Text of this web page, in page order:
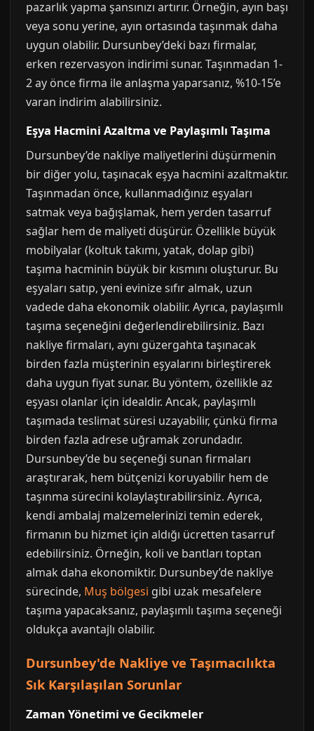
pazarlık yapma şansınızı artırır. Örneğin, ayın başı
veya sonu yerine, ayın ortasında taşınmak daha
uygun olabilir. Dursunbey’deki bazı firmalar,
erken rezervasyon indirimi sunar. Taşınmadan 1-
2 ay önce firma ile anlaşma yaparsanız, %10-15’e
varan indirim alabilirsiniz.
Eşya Hacmini Azaltma ve Paylaşımlı Taşıma
Dursunbey’de nakliye maliyetlerini düşürmenin
bir diğer yolu, taşınacak eşya hacmini azaltmaktır.
Taşınmadan önce, kullanmadığınız eşyaları
satmak veya bağışlamak, hem yerden tasarruf
sağlar hem de maliyeti düşürür. Özellikle büyük
mobilyalar (koltuk takımı, yatak, dolap gibi)
taşıma hacminin büyük bir kısmını oluşturur. Bu
eşyaları satıp, yeni evinize sıfır almak, uzun
vadede daha ekonomik olabilir. Ayrıca, paylaşımlı
taşıma seçeneğini değerlendirebilirsiniz. Bazı
nakliye firmaları, aynı güzergahta taşınacak
birden fazla müşterinin eşyalarını birleştirerek
daha uygun fiyat sunar. Bu yöntem, özellikle az
eşyası olanlar için idealdir. Ancak, paylaşımlı
taşımada teslimat süresi uzayabilir, çünkü firma
birden fazla adrese uğramak zorundadır.
Dursunbey’de bu seçeneği sunan firmaları
araştırarak, hem bütçenizi koruyabilir hem de
taşınma sürecini kolaylaştırabilirsiniz. Ayrıca,
kendi ambalaj malzemelerinizi temin ederek,
firmanın bu hizmet için aldığı ücretten tasarruf
edebilirsiniz. Örneğin, koli ve bantları toptan
almak daha ekonomiktir. Dursunbey’de nakliye
sürecinde, Muş bölgesi gibi uzak mesafelere
taşıma yapacaksanız, paylaşımlı taşıma seçeneği
oldukça avantajlı olabilir.
Dursunbey'de Nakliye ve Taşımacılıkta
Sık Karşılaşılan Sorunlar
Zaman Yönetimi ve Gecikmeler